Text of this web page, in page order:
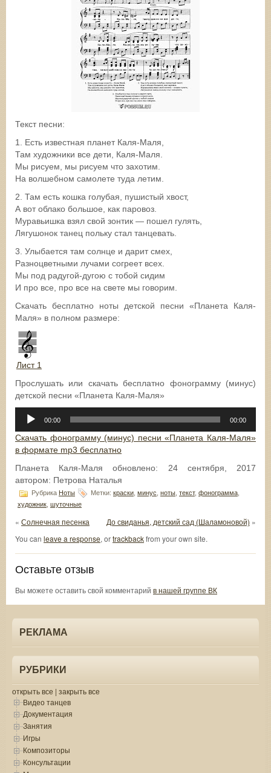
Текст песни:
1. Есть известная планет Каля-Маля,
Там художники все дети, Каля-Маля.
Мы рисуем, мы рисуем что захотим.
На волшебном самолете туда летим.
2. Там есть кошка голубая, пушистый хвост,
А вот облако большое, как паровоз.
Муравьишка взял свой зонтик — пошел гулять,
Лягушонок танец польку стал танцевать.
3. Улыбается там солнце и дарит смех,
Разноцветными лучами согреет всех.
Мы под радугой-дугою с тобой сидим
И про все, про все на свете мы говорим.
Скачать бесплатно ноты детской песни «Планета Каля-
Маля» в полном размере:
Лист 1
Прослушать или скачать бесплатно фонограмму (минус)
детской песни «Планета Каля-Маля»
Аудиоплеер
00:00 00:00
Скачать фонограмму (минус) песни «Планета Каля-Маля»
в формате mp3 бесплатно
Планета Каля-Маля обновлено: 24 сентября, 2017
автором: Петрова Наталья
Рубрика Ноты Метки: краски минус ноты текст, фонограмма
художник шуточные
« Солнечная песенка До свиданья, детский сад (Шаламоновой) »
You can leave a response, ortrackbackfrom your own site.
Оставьте отзыв
Вы можете оставить свой комментарий в нашей группе ВК
РЕКЛАМА
РУБРИКИ
открыть все | закрыть все
Видео танцев
Документация
Занятия
Игры
Композиторы
Консультации